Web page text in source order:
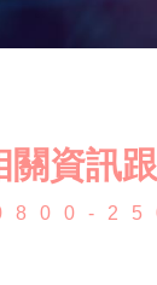
關資訊
0800-